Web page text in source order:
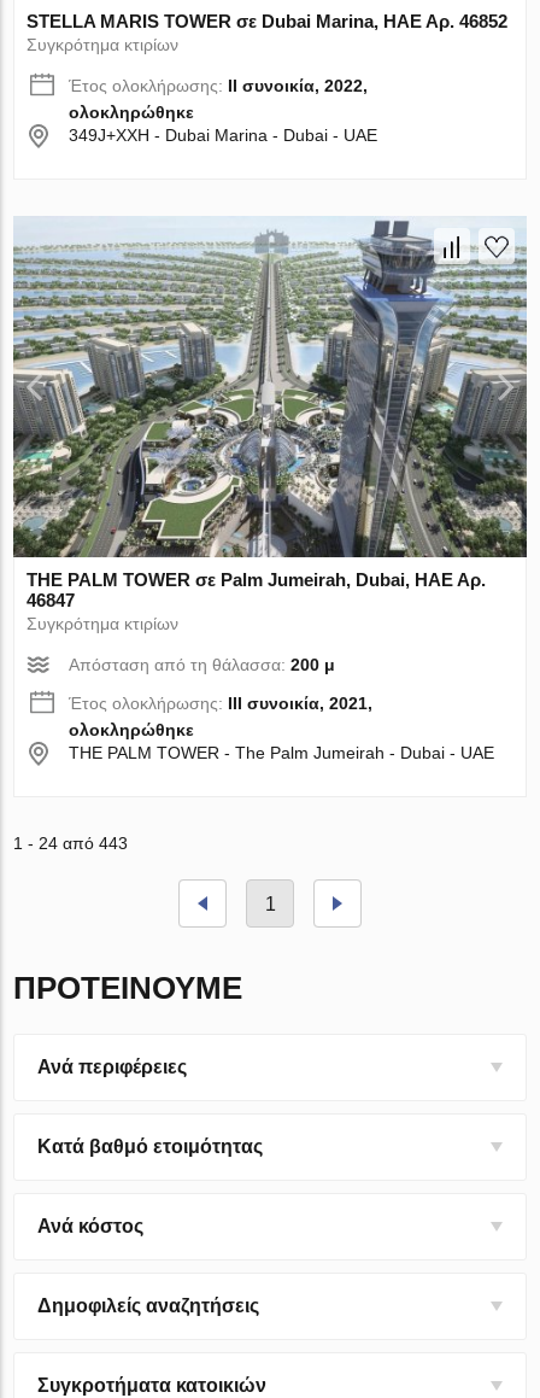
STELLA MARIS TOWER σε Dubai Marina, ΗΑΕ Αρ. 46852
Συγκρότημα κτιρίων
Έτος ολοκλήρωσης: II συνοικία, 2022,
ολοκληρώθηκε
349J+XXH - Dubai Marina - Dubai - UAE
THE PALM TOWER σε Palm Jumeirah, Dubai, ΗΑΕ Αρ.
46847
Συγκρότημα κτιρίων
Απόσταση από τη θάλασσα:200 μ
Έτος ολοκλήρωσης: III συνοικία, 2021,
ολοκληρώθηκε
THE PALM TOWER - The Palm Jumeirah - Dubai - UAE
1 - 24 από 443
1
ΠΡΟΤΕΊΝΟΥΜΕ
Ανά περιφέρειες
Κατά βαθμό ετοιμότητας
Ανά κόστος
Δημοφιλείς αναζητήσεις
Συγκροτήματα κατοικιών